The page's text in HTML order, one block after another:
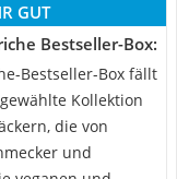
GUT
Bestseller-Box:
Bestseller-Box fällt
Kollektion
die von
und